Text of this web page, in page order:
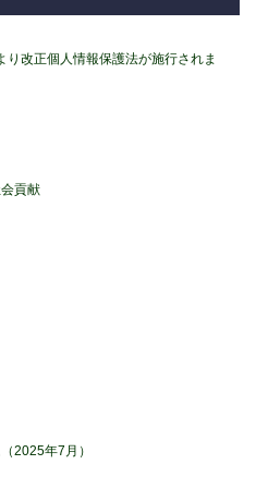
り改正個人情報保護法が施行されま
貢献
2025年7月）